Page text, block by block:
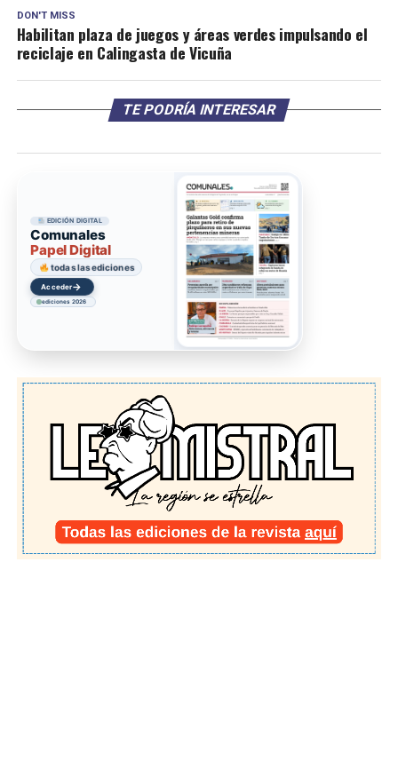
DON'T MISS
Habilitan plaza de juegos y áreas verdes impulsando el
reciclaje en Calingasta de Vicuña
TE PODRÍA INTERESAR
EDICIÓN DIGITAL
Comunales
Papel Digital
todas las ediciones
Acceder→
ediciones 2026